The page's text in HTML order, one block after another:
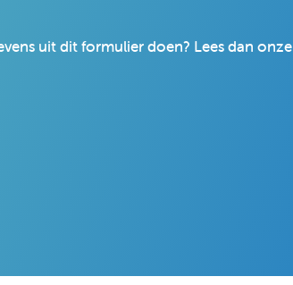
uit dit formulier doen? Lees dan onze